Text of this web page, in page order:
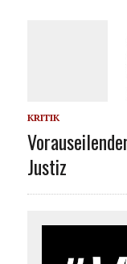
KRITIK
Justiz